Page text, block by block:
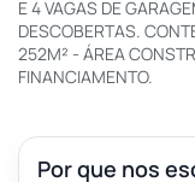
E 4 VAGAS DE
DESCOBERTAS.
252M² - ÁREA
FINANCIAMENTO.
Por que nos